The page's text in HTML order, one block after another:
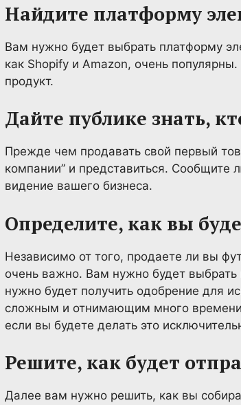
Найдите платформу
Вам нужно будет выбрать платформу
как Shopify и Amazon, очень
продукт.
Дайте публике знать,
Прежде чем продавать свой первый
компании” и представиться.
видение вашего бизнеса.
Определите, как вы
Независимо от того, продаете ли вы
очень важно. Вам нужно будет
нужно будет получить одобрение для
сложным и отнимающим много времени
если вы будете делать это
Решите, как будет
Далее вам нужно решить, как вы